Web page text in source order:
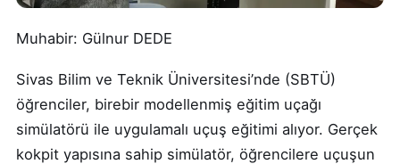
Muhabir: Gülnur DEDE
Sivas Bilim ve Teknik Üniversitesi’nde (SBTÜ)
öğrenciler, birebir modellenmiş eğitim uçağı
simülatörü ile uygulamalı uçuş eğitimi alıyor. Gerçek
kokpit yapısına sahip simülatör, öğrencilere uçuşun